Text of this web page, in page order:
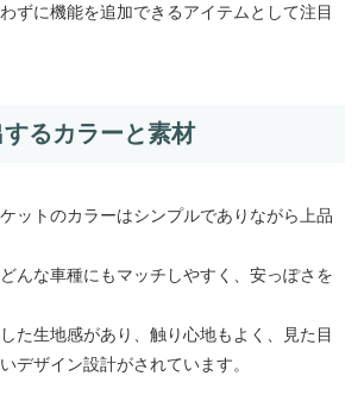
ずに機能を追加できるアイテムとして注目
るカラーと素材
ットのカラーはシンプルでありながら上品
んな車種にもマッチしやすく、安っぽさを
た生地感があり、触り心地もよく、見た目
デザイン設計がされています。